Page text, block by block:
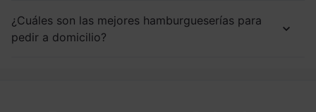
¿Cuáles son las mejores hamburgueserías para
pedir a domicilio?